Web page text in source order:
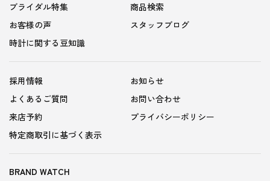
ブライダル特集
商品検索
お客様の声
スタッフブログ
時計に関する豆知識
採用情報
お知らせ
よくあるご質問
お問い合わせ
来店予約
プライバシーポリシー
特定商取引に基づく表示
BRAND WATCH